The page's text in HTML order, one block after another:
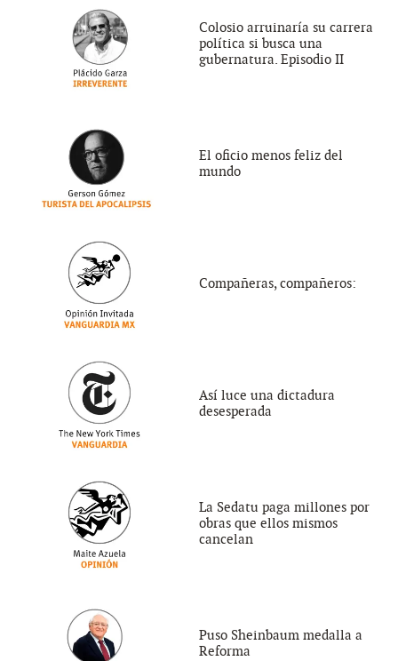
Colosio arruinaría su carrera
política si busca una
gubernatura. Episodio II
El oficio menos feliz del
mundo
Compañeras, compañeros:
Así luce una dictadura
desesperada
La Sedatu paga millones por
obras que ellos mismos
cancelan
Puso Sheinbaum medalla a
Reforma